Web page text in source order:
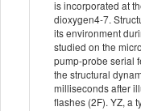
is incorporated at
dioxygen4-7.
its environment
studied on the
pump-probe serial
the structural
milliseconds after
flashes (2F). YZ, a